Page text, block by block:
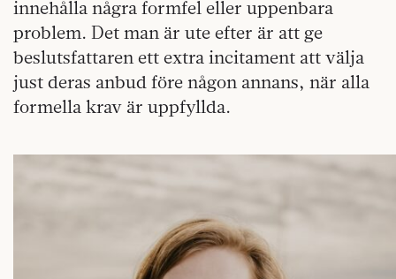
innehålla några formfel eller uppenbara
problem. Det man är ute efter är att ge
beslutsfattaren ett extra incitament att välja
just deras anbud före någon annans, när alla
formella krav är uppfyllda.